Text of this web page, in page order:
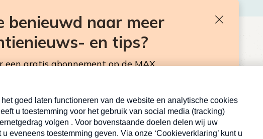
BEN JE BENIEUWD NAAR MEER
VAKANTIENIEUWS- EN TIPS?
de mailbox.
E-
Inschrijven
benieuwd naar meer
en tips?
een gratis abonnement op de MAX
Inschrijven